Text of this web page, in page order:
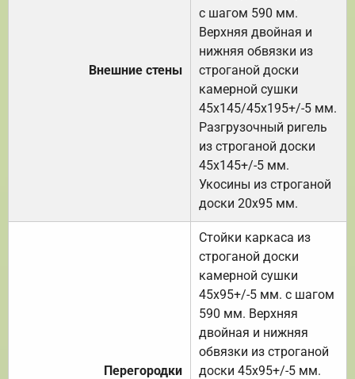
Внешние стены
с шагом 590 мм.
Верхняя двойная и
нижняя обвязки из
строганой доски
камерной сушки
45х145/45х195+/-5 мм.
Разгрузочный ригель
из строганой доски
45х145+/-5 мм.
Укосины из строганой
доски 20х95 мм.
Перегородки
Стойки каркаса из
строганой доски
камерной сушки
45х95+/-5 мм. с шагом
590 мм. Верхняя
двойная и нижняя
обвязки из строганой
доски 45х95+/-5 мм.